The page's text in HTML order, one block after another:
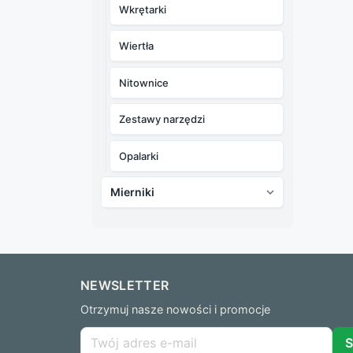
Wkrętarki
Wiertła
Nitownice
Zestawy narzędzi
Opalarki
Mierniki 
NEWSLETTER
Otrzymuj nasze nowości i promocje